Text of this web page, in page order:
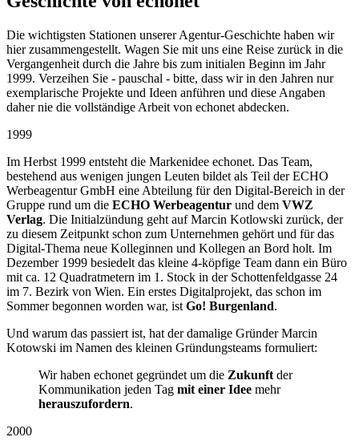
Die wichtigsten Stationen unserer Agentur-Geschichte haben wir
hier zusammengestellt. Wagen Sie mit uns eine Reise zurück in die
Vergangenheit durch die Jahre bis zum initialen Beginn im Jahr
1999. Verzeihen Sie - pauschal - bitte, dass wir in den Jahren nur
exemplarische Projekte und Ideen anführen und diese Angaben
daher nie die vollständige Arbeit von echonet abdecken.
1999
Im Herbst 1999 entsteht die Markenidee echonet. Das Team,
bestehend aus wenigen jungen Leuten bildet als Teil der ECHO
Werbeagentur GmbH eine Abteilung für den Digital-Bereich in der
Gruppe rund um die ECHO Werbeagentur und dem VWZ
Verlag. Die Initialzündung geht auf Marcin Kotlowski zurück, der
zu diesem Zeitpunkt schon zum Unternehmen gehört und für das
Digital-Thema neue Kolleginnen und Kollegen an Bord holt. Im
Dezember 1999 besiedelt das kleine 4-köpfige Team dann ein Büro
mit ca. 12 Quadratmetern im 1. Stock in der Schottenfeldgasse 24
im 7. Bezirk von Wien. Ein erstes Digitalprojekt, das schon im
Sommer begonnen worden war, ist Go! Burgenland.
Und warum das passiert ist, hat der damalige Gründer Marcin
Kotowski im Namen des kleinen Gründungsteams formuliert:
Wir haben echonet gegründet um die Zukunft der
Kommunikation jeden Tag mit einer Idee mehr
herauszufordern.
2000